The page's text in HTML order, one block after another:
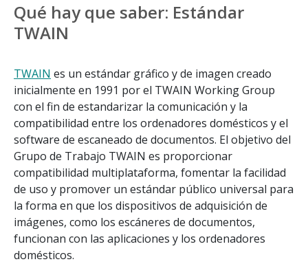
Qué hay que saber: Estándar
TWAIN
TWAIN es un estándar gráfico y de imagen creado
inicialmente en 1991 por el TWAIN Working Group
con el fin de estandarizar la comunicación y la
compatibilidad entre los ordenadores domésticos y el
software de escaneado de documentos. El objetivo del
Grupo de Trabajo TWAIN es proporcionar
compatibilidad multiplataforma, fomentar la facilidad
de uso y promover un estándar público universal para
la forma en que los dispositivos de adquisición de
imágenes, como los escáneres de documentos,
funcionan con las aplicaciones y los ordenadores
domésticos.